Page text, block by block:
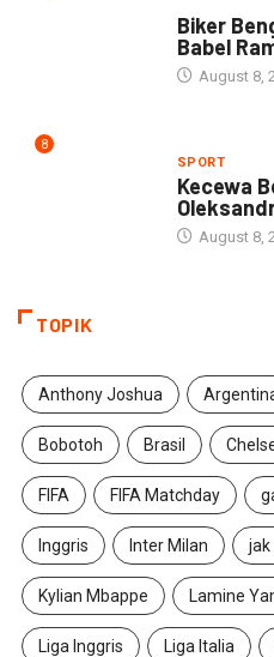
Biker
Babel
August 8,
8
SPORT
Kecewa
August 8,
TOPIK
Anthony Joshua
Bobotoh Brasil
FIFA FIFA Matchday
Inggris Inter Milan jak
Kylian Mbappe Lamine
Liga Inggris Liga Italia